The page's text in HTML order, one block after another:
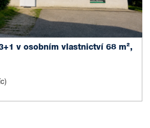
v osobním vlastnictví 68 m²,